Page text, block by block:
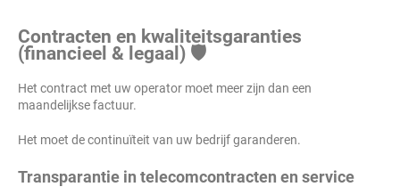
Contracten en kwaliteitsgaranties
(financieel & legaal) 🛡️
Het contract met uw operator moet meer zijn dan een
maandelijkse factuur.
Het moet de continuïteit van uw bedrijf garanderen.
Transparantie in telecomcontracten en service